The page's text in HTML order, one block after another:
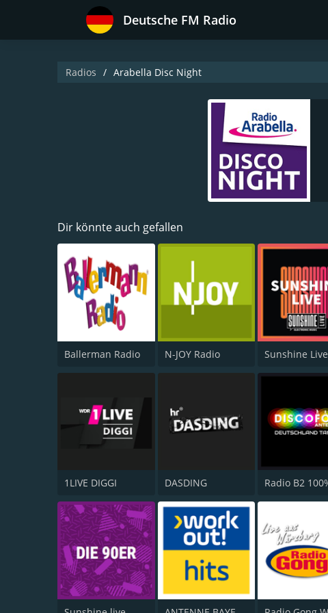
Deutsche FM Radio
Radios Arabella Disc Night
Dir könnte auch gefallen
Ballerman Radio N-JOY Radio Sunshine Live
1LIVE DIGGI DASDING